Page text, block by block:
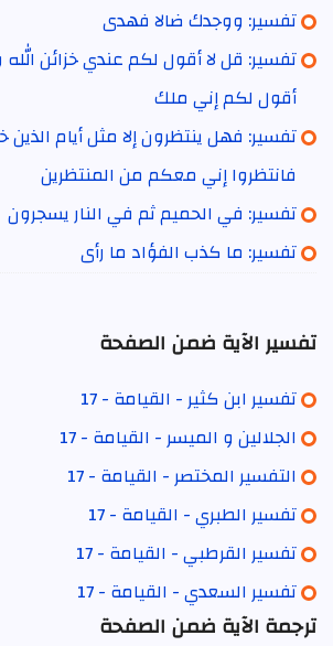
تفسير: ووجدك ضالا فهدى
تفسير: قل لا أقول لكم عندي خزائن الله
أقول لكم إني ملك
تفسير: فهل ينتظرون إلا مثل أيام
فانتظروا إني معكم من المنتظرين
تفسير: في الحميم ثم في النار يسجرون
تفسير: ما كذب الفؤاد ما رأى
تفسير الآية ضمن الصفحة
تفسير ابن كثير - القيامة - 17
الجلالين و الميسر - القيامة - 17
التفسير المختصر - القيامة - 17
تفسير الطبري - القيامة - 17
تفسير القرطبي - القيامة - 17
تفسير السعدي - القيامة - 17
ترجمة الآية ضمن الصفحة